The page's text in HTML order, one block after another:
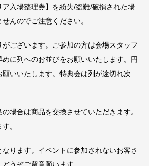
入場整理券】を紛失/盗難/破損された場
んのでご注意ください。
ございます。ご参加の方は会場スタッフ
に列へのお並びをお願いいたします。円
いいたします。特典会は列が途切れ次
場合は商品を交換させていただきます。
。
ります。イベントに参加されないお客さ
うぞご留意願います。